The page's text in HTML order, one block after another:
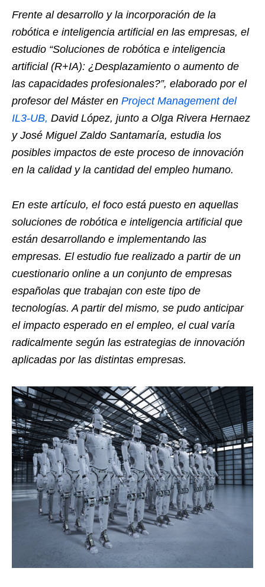
Frente al desarrollo y la incorporación de la
robótica e inteligencia artificial en las empresas, el
estudio “Soluciones de robótica e inteligencia
artificial (R+IA): ¿Desplazamiento o aumento de
las capacidades profesionales?”, elaborado por el
profesor del Máster en Project Management del
IL3-UB, David López, junto a Olga Rivera Hernaez
y José Miguel Zaldo Santamaría, estudia los
posibles impactos de este proceso de innovación
en la calidad y la cantidad del empleo humano.
En este artículo, el foco está puesto en aquellas
soluciones de robótica e inteligencia artificial que
están desarrollando e implementando las
empresas. El estudio fue realizado a partir de un
cuestionario online a un conjunto de empresas
españolas que trabajan con este tipo de
tecnologías. A partir del mismo, se pudo anticipar
el impacto esperado en el empleo, el cual varía
radicalmente según las estrategias de innovación
aplicadas por las distintas empresas.